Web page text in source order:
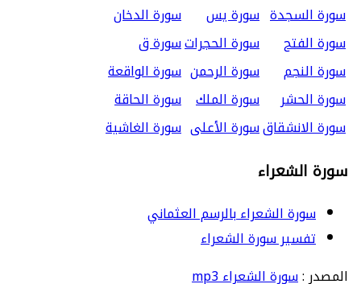
سورة السجدة سورة يس
سورة الدخان
سورة الفتح
سورة الحجراتسورة ق
سورة النجم
سورة الرحمن سورة الواقعة
سورة الحشر
سورة الملك سورة الحاقة
سورة الانشقاقسورة الأعلى سورة الغاشية
سورة الشعراء
سورة الشعراء بالرسم العثماني
تفسير سورة الشعراء
المصدر :سورة الشعراء mp3